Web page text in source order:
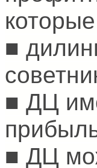
■
■ ДЦ
■ ДЦ